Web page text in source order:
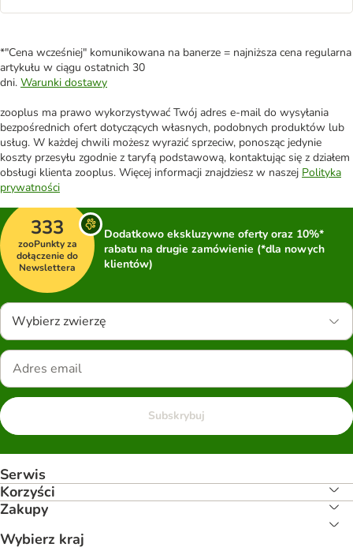
*"Cena wcześniej" komunikowana na banerze = najniższa cena regularna
artykułu w ciągu ostatnich 30
dni. Warunki dostawy
zooplus ma prawo wykorzystywać Twój adres e-mail do wysyłania
bezpośrednich ofert dotyczących własnych, podobnych produktów lub
usług. W każdej chwili możesz wyrazić sprzeciw, ponosząc jedynie
koszty przesyłu zgodnie z taryfą podstawową, kontaktując się z działem
obsługi klienta zooplus. Więcej informacji znajdziesz w naszej Polityka
prywatności
333
zooPunkty za
dołączenie do
Newslettera
Dodatkowo ekskluzywne oferty oraz 10%*
rabatu na drugie zamówienie (*dla nowych
klientów)
Wybierz zwierzę
Subskrybuj
Serwis
Korzyści
Zakupy
Wybierz kraj